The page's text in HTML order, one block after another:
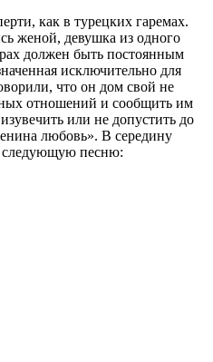
как в турецких гаремах.
женой, девушка из одного
должен быть постоянным
исключительно для
что он дом свой не
отношений и сообщить им
или не допустить до
любовь». В середину
следующую песню: